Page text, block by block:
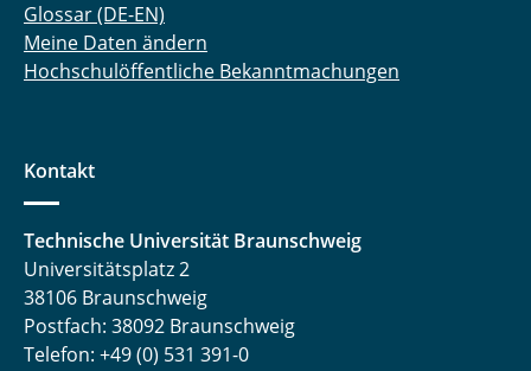
Meinert Michel
Pöschl Sofie
Preißner Kevin
Reuter Kira
Glossar (DE-EN)
Meine Daten ändern
Hochschulöffentliche Bekanntmachungen
Kontakt
Technische Universität Braunschweig
Universitätsplatz 2
38106 Braunschweig
Postfach: 38092 Braunschweig
Telefon: +49 (0) 531 391-0